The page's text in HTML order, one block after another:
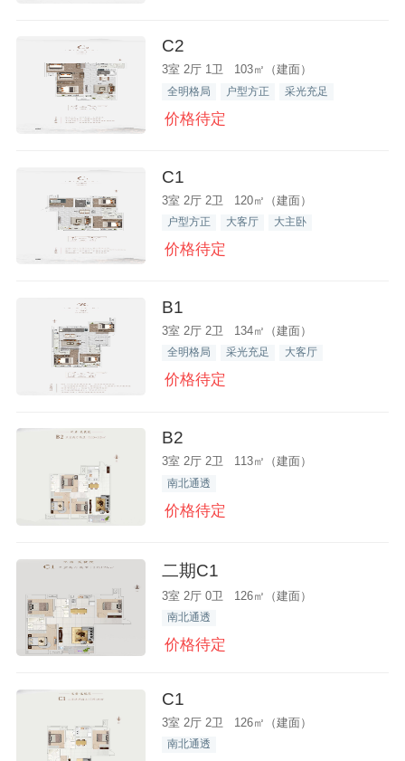
C2
3室 2厅 1卫 103㎡（建面）
全明格局 户型方正 采光充足
价格待定
C1
3室 2厅 2卫 120㎡（建面）
户型方正 大客厅 大主卧
价格待定
B1
3室 2厅 2卫 134㎡（建面）
全明格局 采光充足 大客厅
价格待定
B2
3室 2厅 2卫 113㎡（建面）
南北通透
价格待定
二期C1
3室 2厅 0卫 126㎡（建面）
南北通透
价格待定
C1
3室 2厅 2卫 126㎡（建面）
南北通透